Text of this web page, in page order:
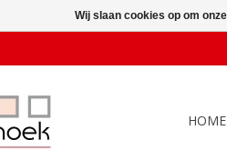
HOME
Wij slaan cookies op om